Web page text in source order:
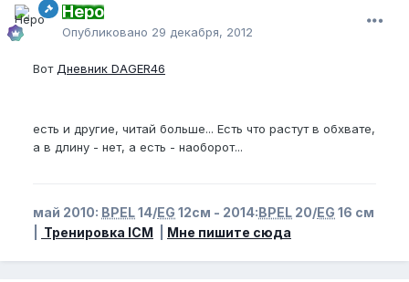
Неро
Опубликовано 29 декабря, 2012
Вот Дневник DAGER46
есть и другие, читай больше... Есть что растут в обхвате,
а в длину - нет, а есть - наоборот...
май 2010: BPEL14/EG 12см - 2014:BPEL 20/EG 16 см
Тренировка ICM Мне пишите сюда